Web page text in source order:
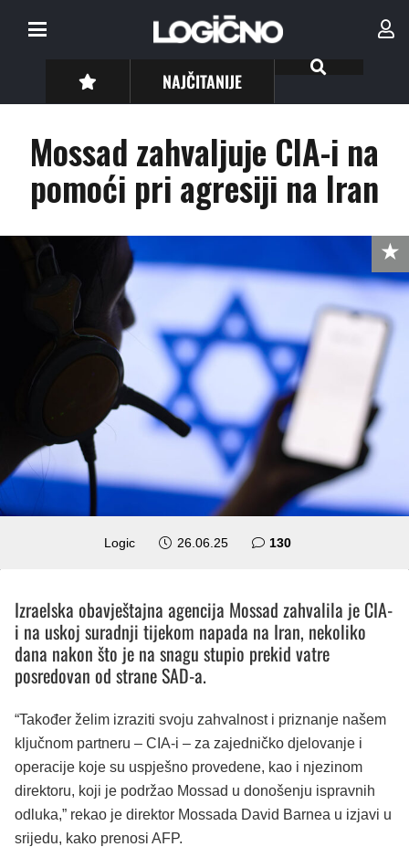
NAJČITANIJE
Mossad zahvaljuje CIA-i na
pomoći pri agresiji na Iran
Logic 26.06.25 130komentara
Izraelska obavještajna agencija Mossad zahvalila je CIA-
i na uskoj suradnji tijekom napada na Iran, nekoliko
dana nakon što je na snagu stupio prekid vatre
posredovan od strane SAD-a.
“Također želim izraziti svoju zahvalnost i priznanje našem
ključnom partneru – CIA-i – za zajedničko djelovanje i
operacije koje su uspješno provedene, kao i njezinom
direktoru, koji je podržao Mossad u donošenju ispravnih
odluka,” rekao je direktor Mossada David Barnea u izjavi u
srijedu, kako prenosi AFP.